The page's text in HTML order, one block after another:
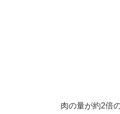
肉の量が約2倍